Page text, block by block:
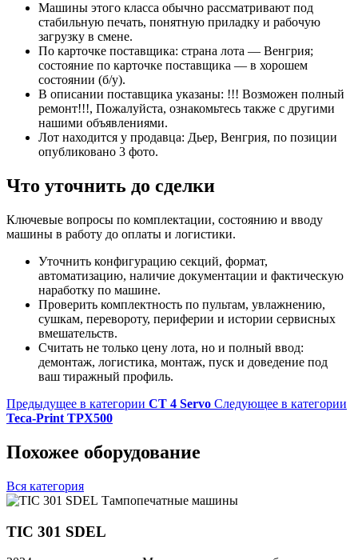
Машины этого класса обычно рассматривают под
стабильную печать, понятную приладку и рабочую
загрузку в смене.
По карточке поставщика: страна лота — Венгрия;
состояние по карточке поставщика — в хорошем
состоянии (б/у).
В описании поставщика указаны: !!! Возможен полный
ремонт!!!, Пожалуйста, ознакомьтесь также с другими
нашими объявлениями.
Лот находится у продавца: Дьер, Венгрия, по позиции
опубликовано 3 фото.
Что уточнить до сделки
Ключевые вопросы по комплектации, состоянию и вводу
машины в работу до оплаты и логистики.
Уточнить конфигурацию секций, формат,
автоматизацию, наличие документации и фактическую
наработку по машине.
Проверить комплектность по пультам, увлажнению,
сушкам, перевороту, периферии и истории сервисных
вмешательств.
Считать не только цену лота, но и полный ввод:
демонтаж, логистика, монтаж, пуск и доведение под
ваш тиражный профиль.
Предыдущее в категории CT 4 Servo Следующее в категории
Teca-Print TPX500
Похожее оборудование
Вся категория
Тампопечатные машины
TIC 301 SDEL